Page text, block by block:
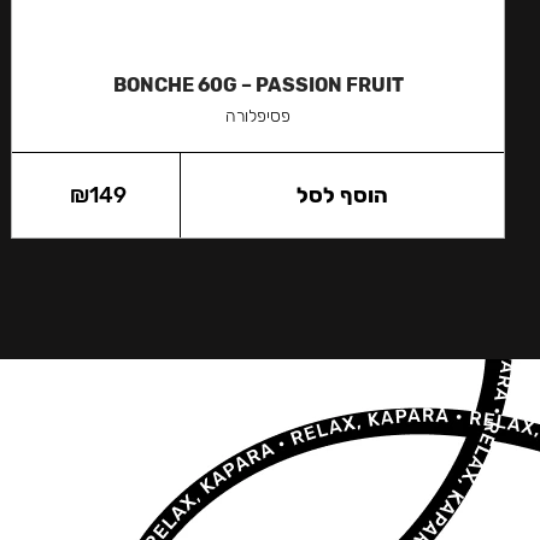
BONCHE 60G – PASSION FRUIT
פסיפלורה
₪149 הוסף לסל